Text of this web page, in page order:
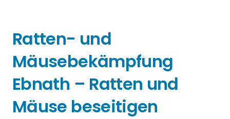
Ratten- und
Mäusebekämpfung
Ebnath – Ratten und
Mäuse beseitigen